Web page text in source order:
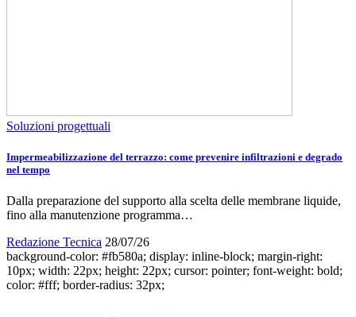
Soluzioni progettuali
Impermeabilizzazione del terrazzo: come prevenire infiltrazioni e degrado
nel tempo
Dalla preparazione del supporto alla scelta delle membrane liquide,
fino alla manutenzione programma…
Redazione Tecnica 28/07/26
background-color: #fb580a; display: inline-block; margin-right:
10px; width: 22px; height: 22px; cursor: pointer; font-weight: bold;
color: #fff; border-radius: 32px;